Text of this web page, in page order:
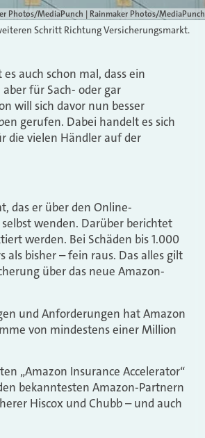
Photos/MediaPunch | Rainmaker Photos/MediaPunch
Schritt Richtung Versicherungsmarkt.
auch schon mal, dass ein
für Sach- oder gar
will sich davor nun besser
gerufen. Dabei handelt es sich
die vielen Händler auf der
das er über den Online-
wenden. Darüber berichtet
werden. Bei Schäden bis 1.000
als bisher – fein raus. Das alles gilt
über das neue Amazon-
und Anforderungen hat Amazon
von mindestens einer Million
„Amazon Insurance Accelerator“
bekanntesten Amazon-Partnern
Hiscox und Chubb – und auch